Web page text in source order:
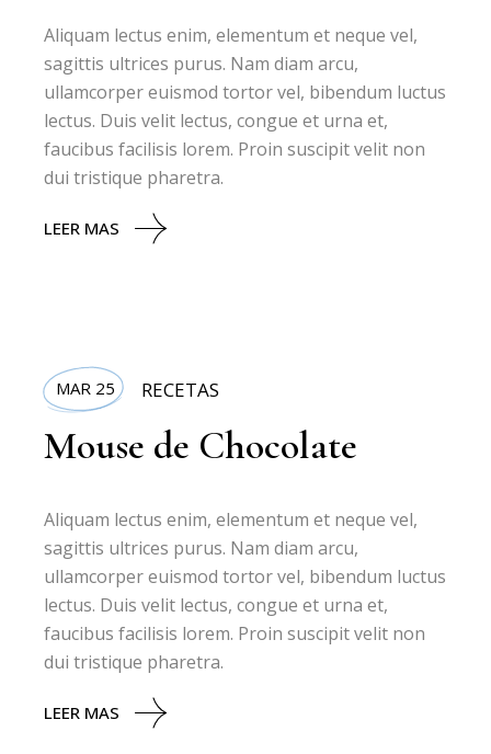
Aliquam lectus enim, elementum et neque vel,
sagittis ultrices purus. Nam diam arcu,
ullamcorper euismod tortor vel, bibendum luctus
lectus. Duis velit lectus, congue et urna et,
faucibus facilisis lorem. Proin suscipit velit non
dui tristique pharetra.
LEER MAS
MAR 25 RECETAS
Mouse de Chocolate
Aliquam lectus enim, elementum et neque vel,
sagittis ultrices purus. Nam diam arcu,
ullamcorper euismod tortor vel, bibendum luctus
lectus. Duis velit lectus, congue et urna et,
faucibus facilisis lorem. Proin suscipit velit non
dui tristique pharetra.
LEER MAS